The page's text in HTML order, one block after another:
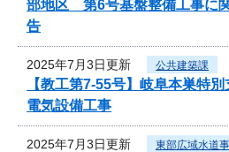
部地区 第6号基盤整備工事に
告
2025年7月3日更新 公共建築課
【教工第7-55号】岐阜本巣特
電気設備工事
2025年7月3日更新 東部広域水道